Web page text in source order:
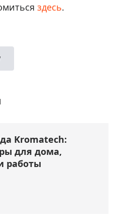
здесь.
Kromatech:
для дома,
работы